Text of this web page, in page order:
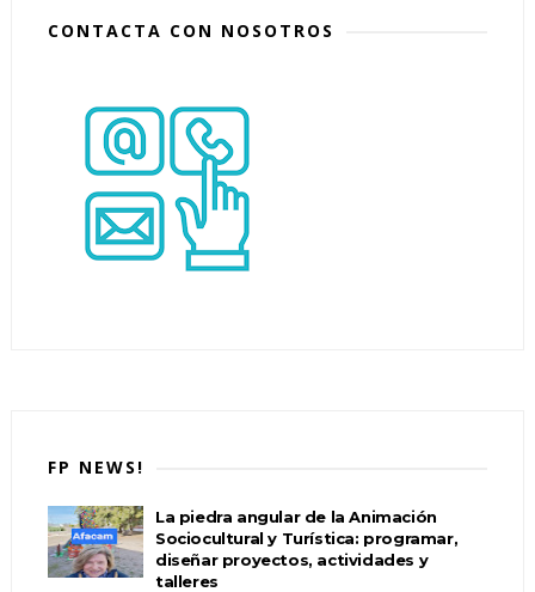
CONTACTA CON NOSOTROS
FP NEWS!
La piedra angular de la Animación
Sociocultural y Turística: programar,
diseñar proyectos, actividades y
talleres